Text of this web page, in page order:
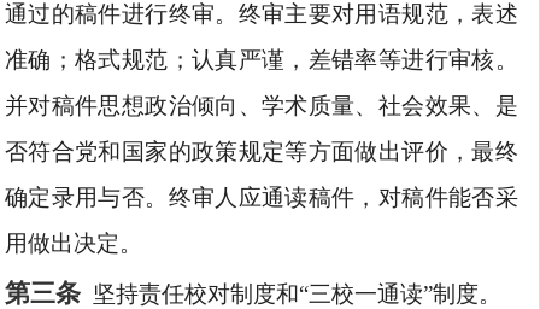
通过的稿件进行终审。终审主要对用语规范，表述
准确；格式规范；认真严谨，差错率等进行审核。
并对稿件思想政治倾向、学术质量、社会效果、是
否符合党和国家的政策规定等方面做出评价，最终
确定录用与否。终审人应通读稿件，对稿件能否采
用做出决定。
第三条 坚持责任校对制度和“三校一通读”制度。